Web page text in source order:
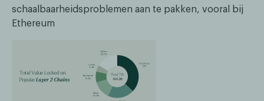
schaalbaarheidsproblemen aan te pakken, vooral bij
Ethereum